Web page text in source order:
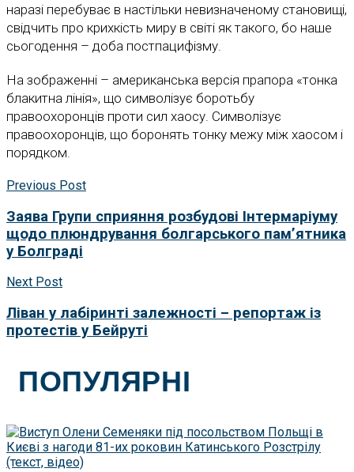
наразі перебуває в настільки невизначеному становищі,
свідчить про крихкість миру в світі як такого, бо наше
сьогодення – доба постпацифізму.
На зображенні – американська версія прапора «тонка
блакитна лінія», що символізує боротьбу
правоохоронців проти сил хаосу. Символізує
правоохоронців, що боронять тонку межу між хаосом і
порядком.
Previous Post
Заява Групи сприяння розбудові Інтермаріуму
щодо плюндрування болгарського пам’ятника
у Болграді
Next Post
Ліван у лабіринті залежності – репортаж із
протестів у Бейруті
ПОПУЛЯРНІ